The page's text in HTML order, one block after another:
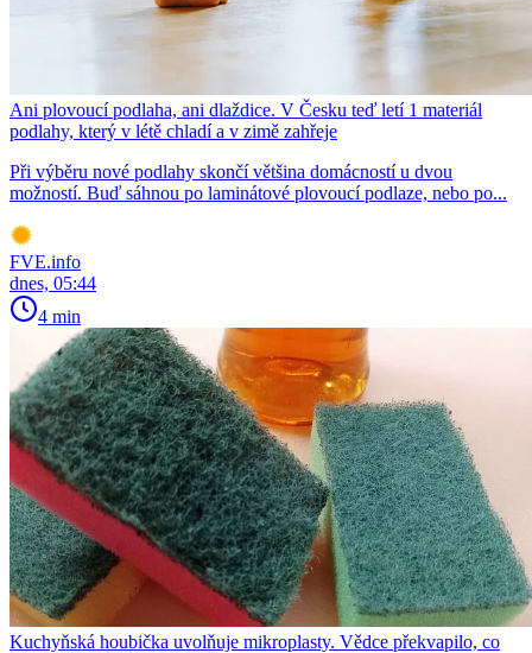
Ani plovoucí podlaha, ani dlaždice. V Česku teď letí 1 materiál
podlahy, který v létě chladí a v zimě zahřeje
Při výběru nové podlahy skončí většina domácností u dvou
možností. Buď sáhnou po laminátové plovoucí podlaze, nebo po...
FVE.info
dnes, 05:44
4 min
Kuchyňská houbička uvolňuje mikroplasty. Vědce překvapilo, co